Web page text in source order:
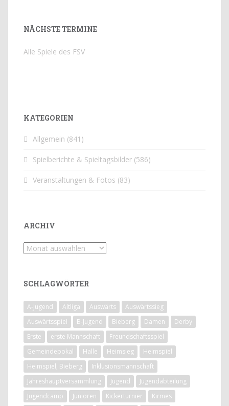
NÄCHSTE TERMINE
Alle Spiele des FSV
KATEGORIEN
Allgemein (841)
Spielberichte & Spieltagsbilder (586)
Veranstaltungen & Fotos (83)
ARCHIV
Archiv
SCHLAGWÖRTER
A-Jugend Altliga Auswärts
Auswärtssieg
Auswärtsspiel
B-Jugend Bieberg Damen
Derby
Erste
erste Mannschaft
Freundschaftsspiel
Gemeindepokal
Halle Heimsieg
Heimspiel
Heimspiel; Bieberg
Inklusionsmannschaft
Jahreshauptversammlung
Jugend
Jugendabteilung
Jugendcamp
Junioren Kickerturnier
Kirmes